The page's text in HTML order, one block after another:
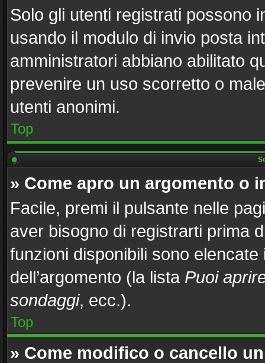
Solo gli utenti registrati possono
usando il modulo di invio posta
amministratori abbiano abilitato
prevenire un uso scorretto o
utenti anonimi.
Top
» Come apro un argomento o
Facile, premi il pulsante nelle
aver bisogno di registrarti prima
funzioni disponibili sono
dell’argomento (la lista Puoi
sondaggi, ecc.).
Top
» Come modifico o cancello